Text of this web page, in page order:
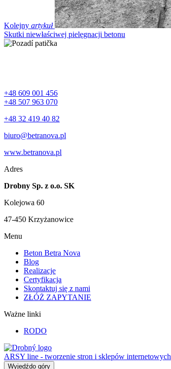
Kolejny artykuł
Skutki niewłaściwej pielęgnacji betonu
+48 609 001 456
+48 507 963 070
+48 32 419 40 82
biuro@betranova.pl
www.betranova.pl
Adres
Drobny Sp. z o.o. SK
Kolejowa 60
47-450 Krzyżanowice
Menu
Beton Betra Nova
Blog
Realizacje
Certyfikacja
Skontaktuj się z nami
ZŁÓŻ ZAPYTANIE
Ważne linki
RODO
ARSY line - tworzenie stron i sklepów internetowych
Wyjedźdo góry